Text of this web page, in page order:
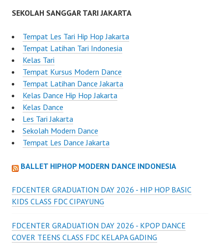
SEKOLAH SANGGAR TARI JAKARTA
Tempat Les Tari Hip Hop Jakarta
Tempat Latihan Tari Indonesia
Kelas Tari
Tempat Kursus Modern Dance
Tempat Latihan Dance Jakarta
Kelas Dance Hip Hop Jakarta
Kelas Dance
Les Tari Jakarta
Sekolah Modern Dance
Tempat Les Dance Jakarta
BALLET HIPHOP MODERN DANCE INDONESIA
FDCENTER GRADUATION DAY 2026 - HIP HOP BASIC
KIDS CLASS FDC CIPAYUNG
FDCENTER GRADUATION DAY 2026 - KPOP DANCE
COVER TEENS CLASS FDC KELAPA GADING